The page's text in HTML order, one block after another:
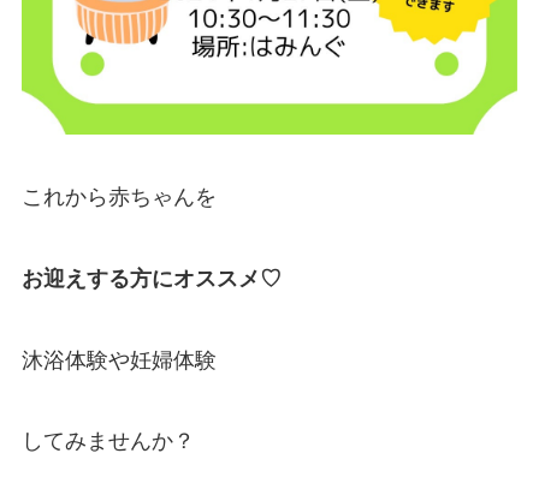
これから赤ちゃんを
お迎えする方にオススメ♡
沐浴体験や妊婦体験
してみませんか？